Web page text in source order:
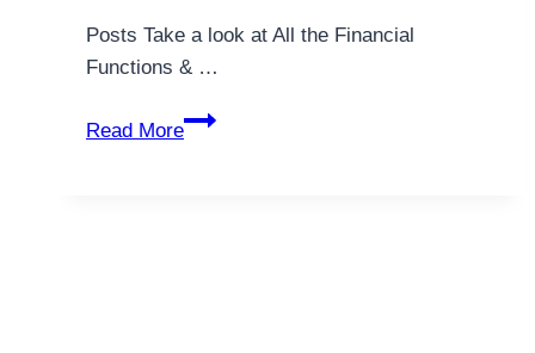
Posts Take a look at All the Financial
Functions & …
Read More
SlotsMillion